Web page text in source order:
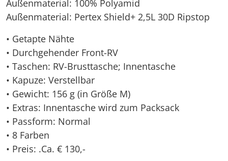
Außenmaterial: 100% Polyamid
Außenmaterial: Pertex Shield+ 2,5L 30D Ripstop
• Getapte Nähte
• Durchgehender Front-RV
• Taschen: RV-Brusttasche; Innentasche
• Kapuze: Verstellbar
• Gewicht: 156 g (in Größe M)
• Extras: Innentasche wird zum Packsack
• Passform: Normal
• 8 Farben
• Preis: .Ca. € 130,-